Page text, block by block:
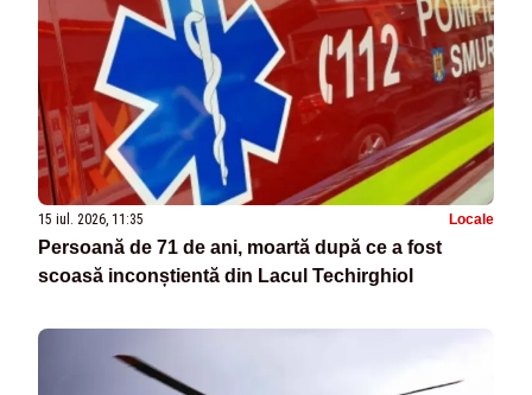
15 iul. 2026, 11:35 Locale
Persoană de 71 de ani, moartă după ce a fost
scoasă inconștientă din Lacul Techirghiol